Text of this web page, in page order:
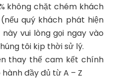
không chặt chém khách
quý khách phát hiện
vui lòng gọi ngay vào
tôi kịp thời sử lý.
thay thế cam kết chính
đầy đủ từ A – Z